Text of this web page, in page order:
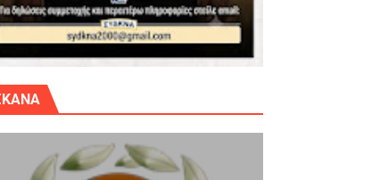
Δημητρίου την Κυριακή 14.6.26
Ηλία 78-74 στα Καμίνια